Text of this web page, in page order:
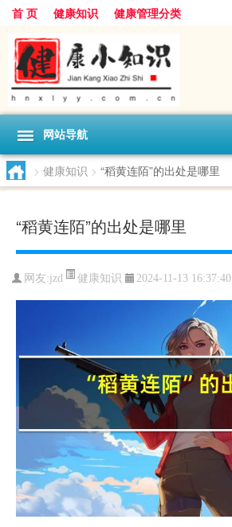
首 页 健康知识 健康管理分类
网站导航
> 健康知识 > “稻黄连陌”的出处是哪里
“稻黄连陌”的出处是哪里
网友:jzd 健康知识 2024-11-13 16:37:40